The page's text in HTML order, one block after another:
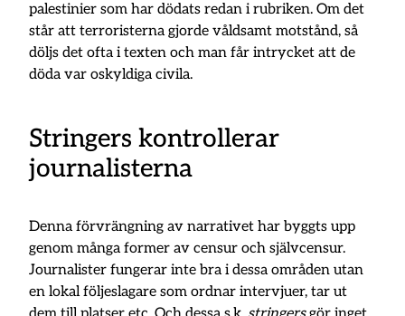
palestinier som har dödats redan i rubriken. Om det
står att terroristerna gjorde våldsamt motstånd, så
döljs det ofta i texten och man får intrycket att de
döda var oskyldiga civila.
Stringers kontrollerar
journalisterna
Denna förvrängning av narrativet har byggts upp
genom många former av censur och självcensur.
Journalister fungerar inte bra i dessa områden utan
en lokal följeslagare som ordnar intervjuer, tar ut